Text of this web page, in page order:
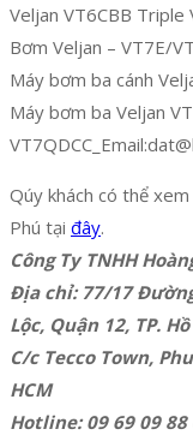
Veljan VT6CBB Triple
Bơm Veljan – VT7E/
Máy bơm ba cánh
Máy bơm ba Veljan
Qúy khách có thể
Phú tại đây.
Công Ty TNHH
Địa chỉ: 77/17
Lộc, Quận 12, TP.
C/c Tecco Town,
HCM
Hotline: 09 69 09